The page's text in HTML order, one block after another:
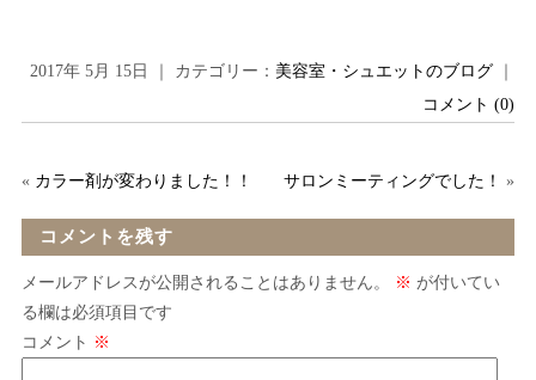
2017年 5月 15日 ｜ カテゴリー： 美容室・シュエットのブログ
コメント (0)
« カラー剤が変わりました！！ サロンミーティングでした！ »
コメントを残す
メールアドレスが公開されることはありません。 ※ が付いてい
る欄は必須項目です
コメント ※